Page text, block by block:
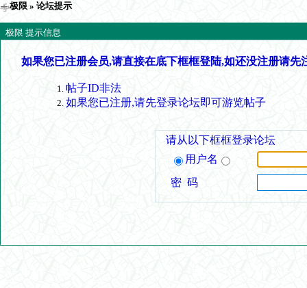
极限 » 论坛提示
极限 提示信息
如果您已注册会员,请直接在底下框框登陆,如还没注册请先
帖子ID非法
如果您已注册,请先登录论坛即可游览帖子
请从以下框框登录论坛
用户名
密 码